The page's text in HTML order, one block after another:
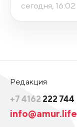
сегодня, 16:02
Редакция
+7 4162 222 744
info@amur.life